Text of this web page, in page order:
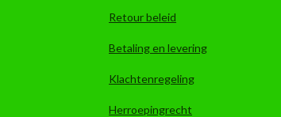
Retour beleid
Betaling en levering
Klachtenregeling
Herroepingrecht